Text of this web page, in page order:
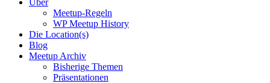
Über
Meetup-Regeln
WP Meetup History
Die Location(s)
Blog
Meetup Archiv
Bisherige Themen
Präsentationen